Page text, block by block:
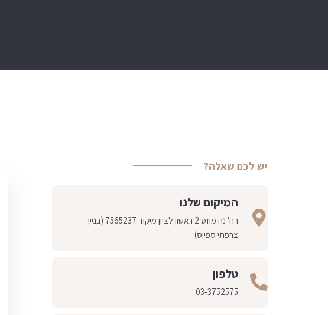
יש לכם שאלה?
המיקום שלנו
רח' נח מוזס 2 ראשון לציון מיקוד 7565237 (בניין
צרפתי ספייס)
טלפון
03-3752575​